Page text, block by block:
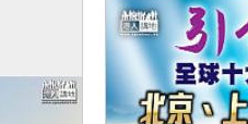
主義法律體系及